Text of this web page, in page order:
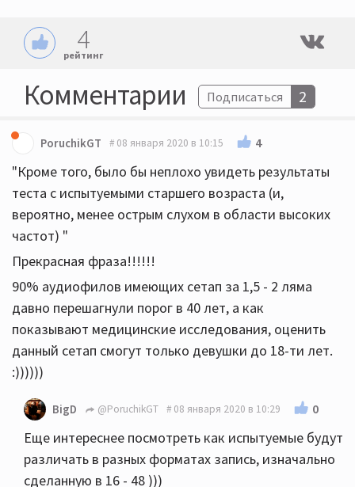
4
рейтинг
Комментарии Подписаться 2
PoruchikGT 08 января 2020 в 10:15 4
"Кроме того, было бы неплохо увидеть результаты
теста с испытуемыми старшего возраста (и,
вероятно, менее острым слухом в области высоких
частот) "
Прекрасная фраза!!!!!!
90% аудиофилов имеющих сетап за 1,5 - 2 ляма
давно перешагнули порог в 40 лет, а как
показывают медицинские исследования, оценить
данный сетап смогут только девушки до 18-ти лет.
:))))))
BigD @PoruchikGT 08 января 2020 в 10:29 0
Еще интереснее посмотреть как испытуемые будут
различать в разных форматах запись, изначально
сделанную в 16 - 48 )))